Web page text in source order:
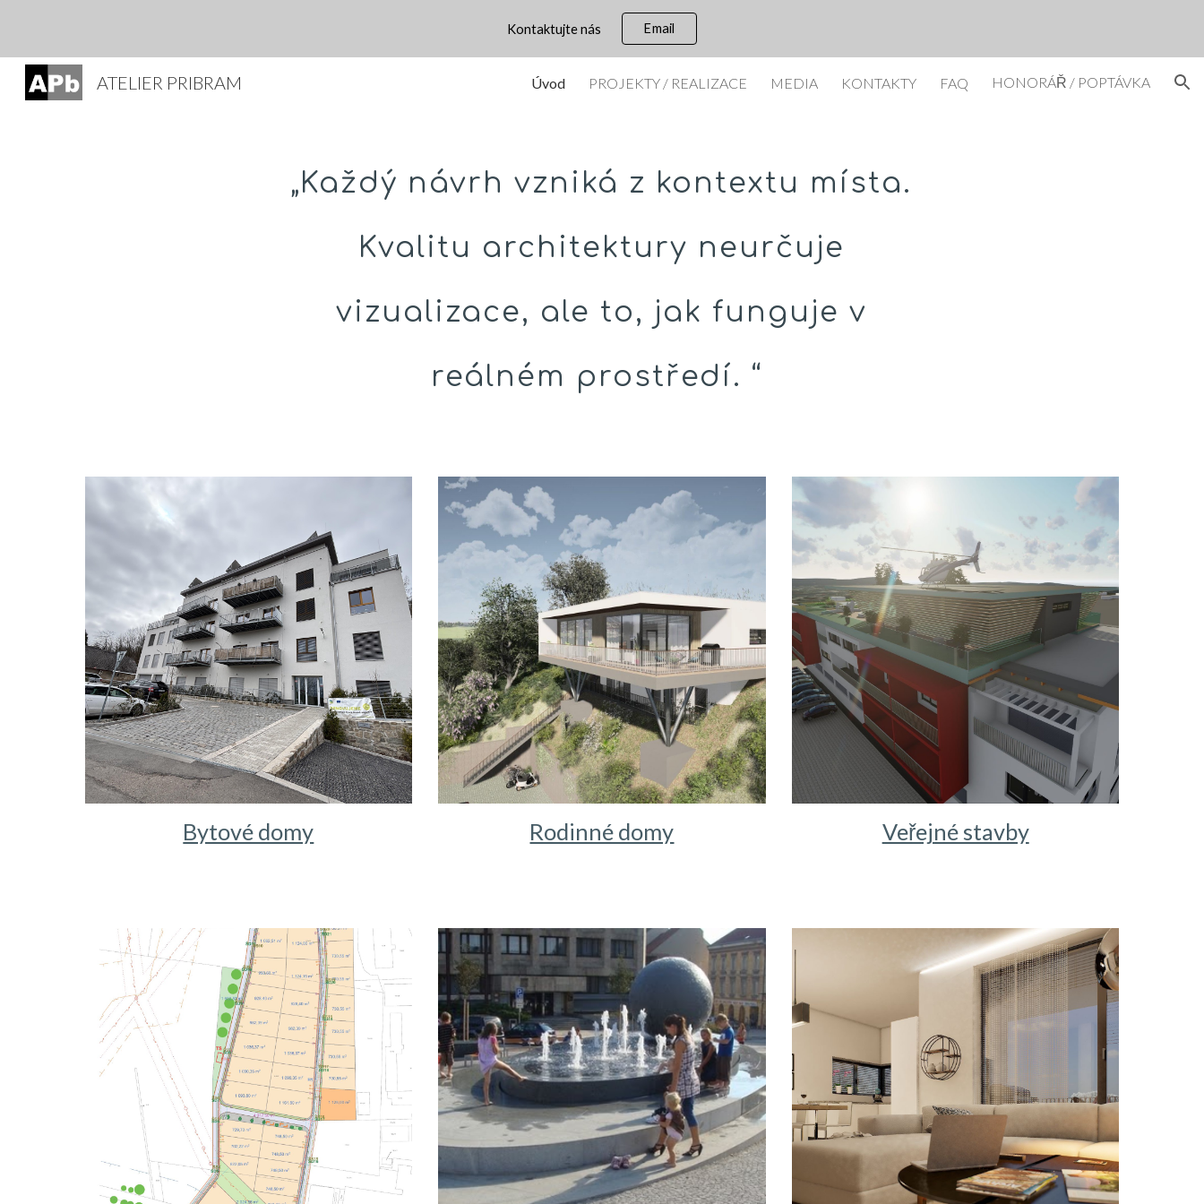
Skip to main contentKontaktujte nás Email
ATELIER PRIBRAM Úvod PROJEKTY / REALIZACE MEDIA KONTAKTY FAQ HONORÁŘ / POPTÁVKA
„Každý návrh vzniká z kontextu místa.
Kvalitu architektury neurčuje
vizualizace, ale to, jak funguje v
reálném prostředí. “
Bytové domy Rodinné domy Veřejné stavby